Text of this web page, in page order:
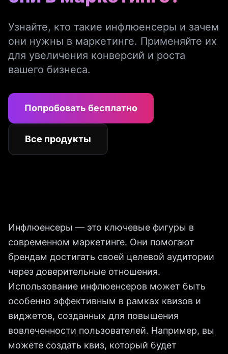
Узнайте, кто такие инфлюенсеры и зачем
они нужны в маркетинге. Применяйте их
для увеличения конверсий и роста
вашего бизнеса.
Попробовать бесплатно
Все продукты
Инфлюенсеры — это ключевые фигуры в
современном маркетинге. Они помогают
брендам достигать своей целевой аудитории
через доверительные отношения.
Использование инфлюенсеров может быть
особенно эффективным в рамках квизов и
виджетов, созданных для повышения
вовлеченности пользователей. Например, вы
можете создать квиз, который будет